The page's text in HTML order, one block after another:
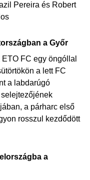
Pereira és Robert
a Győr
FC egy öngóllal
a lett FC
a labdarúgó
a párharc első
rosszul kezdődött
a